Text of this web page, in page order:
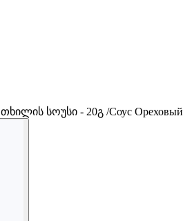
თხილის სოუსი - 20გ /Соус Ореховый